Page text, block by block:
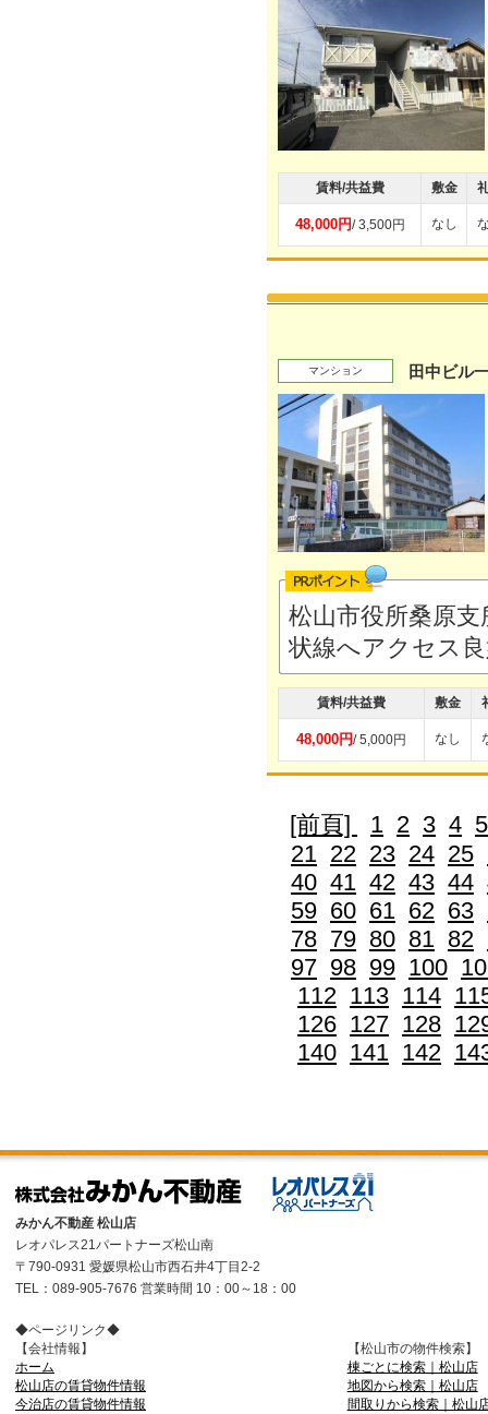
賃料/共益費 敷金
48,000円/ 3,500円 なし
マンション 田中ビル
松山市役所桑原
状線へアクセス
賃料/共益費 敷金
48,000円/ 5,000円 なし
[前頁] 1 2 3 4 5
21 22 23 24 25
40 41 42 43 44
59 60 61 62 63
78 79 80 81 82
97 98 99 100
112 113 114
126 127 128
140 141 142
みかん不動産 松山店
レオパレス21パートナーズ松山南
〒790-0931 愛媛県松山市西石井4丁目2-2
TEL：089-905-7676 営業時間 10：00～18：00
◆ページリンク◆
【会社情報】
ホーム
松山店の賃貸物件情報
今治店の賃貸物件情報
【松山市の物件検索】
棟ごとに検索｜松山店
地図から検索｜松山店
間取りから検索｜松山